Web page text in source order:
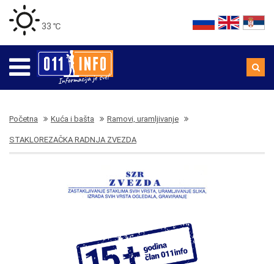
33 ℃
Početna Kuća i bašta Ramovi, uramljivanje
STAKLOREZAČKA RADNJA ZVEZDA